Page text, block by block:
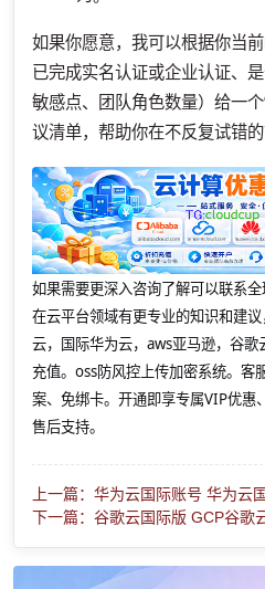
如果你愿意，我可以根据你当
已完成实名认证或企业认证、
敏感点、团队角色数量）给一
议清单，帮助你在不反复试错的
如果需要更深入咨询了解可以联系
在云平台领域有更专业的知识和建
云，国际华为云，aws亚马逊，谷
充值。oss防风控上传加密系统。客
案、免绑卡。开通即享专属VIP优惠
售后支持。
上一篇：华为云国际账号 华为云
下一篇：谷歌云国际版 GCP谷歌